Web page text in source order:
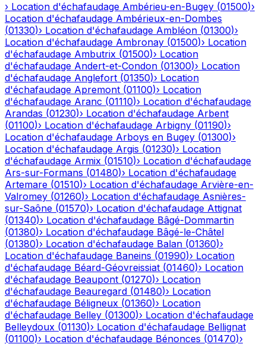
› Location d'échafaudage Ambérieu-en-Bugey (01500)›
Location d'échafaudage Ambérieux-en-Dombes
(01330)› Location d'échafaudage Ambléon (01300)›
Location d'échafaudage Ambronay (01500)› Location
d'échafaudage Ambutrix (01500)› Location
d'échafaudage Andert-et-Condon (01300)› Location
d'échafaudage Anglefort (01350)› Location
d'échafaudage Apremont (01100)› Location
d'échafaudage Aranc (01110)› Location d'échafaudage
Arandas (01230)› Location d'échafaudage Arbent
(01100)› Location d'échafaudage Arbigny (01190)›
Location d'échafaudage Arboys en Bugey (01300)›
Location d'échafaudage Argis (01230)› Location
d'échafaudage Armix (01510)› Location d'échafaudage
Ars-sur-Formans (01480)› Location d'échafaudage
Artemare (01510)› Location d'échafaudage Arvière-en-
Valromey (01260)› Location d'échafaudage Asnières-
sur-Saône (01570)› Location d'échafaudage Attignat
(01340)› Location d'échafaudage Bâgé-Dommartin
(01380)› Location d'échafaudage Bâgé-le-Châtel
(01380)› Location d'échafaudage Balan (01360)›
Location d'échafaudage Baneins (01990)› Location
d'échafaudage Béard-Géovreissiat (01460)› Location
d'échafaudage Beaupont (01270)› Location
d'échafaudage Beauregard (01480)› Location
d'échafaudage Béligneux (01360)› Location
d'échafaudage Belley (01300)› Location d'échafaudage
Belleydoux (01130)› Location d'échafaudage Bellignat
(01100)› Location d'échafaudage Bénonces (01470)›